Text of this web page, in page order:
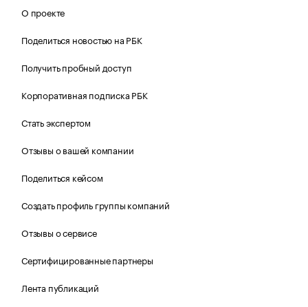
О проекте
Поделиться новостью на РБК
Получить пробный доступ
Корпоративная подписка РБК
Стать экспертом
Отзывы о вашей компании
Поделиться кейсом
Создать профиль группы компаний
Отзывы о сервисе
Сертифицированные партнеры
Лента публикаций